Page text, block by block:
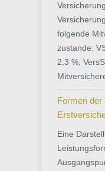
folgende
zustande:
2,3 %,
Formen der
Eine